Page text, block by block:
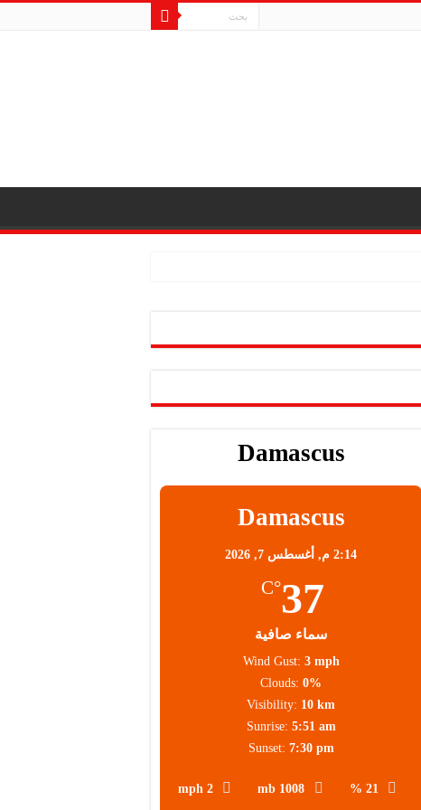
Damascus
Damascus
2:14 م, أغسطس 7, 2026
37
°C
سماء صافية
21 %
1008 mb
2 mph
Wind Gust: 3 mph
Clouds: 0%
Visibility: 10 km
Sunrise: 5:51 am
Sunset: 7:30 pm